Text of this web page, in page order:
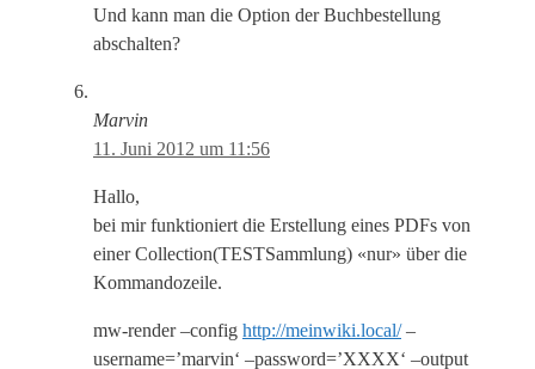
Und kann man die Option der Buchbestellung
abschalten?
Marvin
11. Juni 2012 um 11:56
Hallo,
bei mir funktioniert die Erstellung eines PDFs von
einer Collection(TESTSammlung) «nur» über die
Kommandozeile.
mw-render –config http://meinwiki.local/–
username=’marvin‘ –password=’XXXX‘ –output